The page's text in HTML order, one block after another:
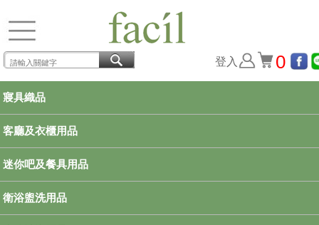
登入 0
寢具織品
客廳及衣櫃用品
迷你吧及餐具用品
衛浴盥洗用品